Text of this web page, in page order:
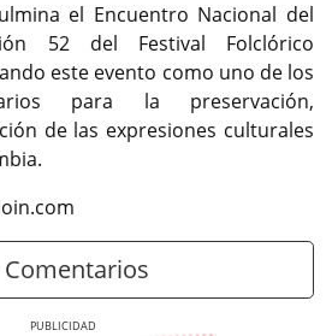
el Encuentro Nacional del
52 del Festival Folclórico
este evento como uno de los
para la preservación,
de las expresiones culturales
Comentarios